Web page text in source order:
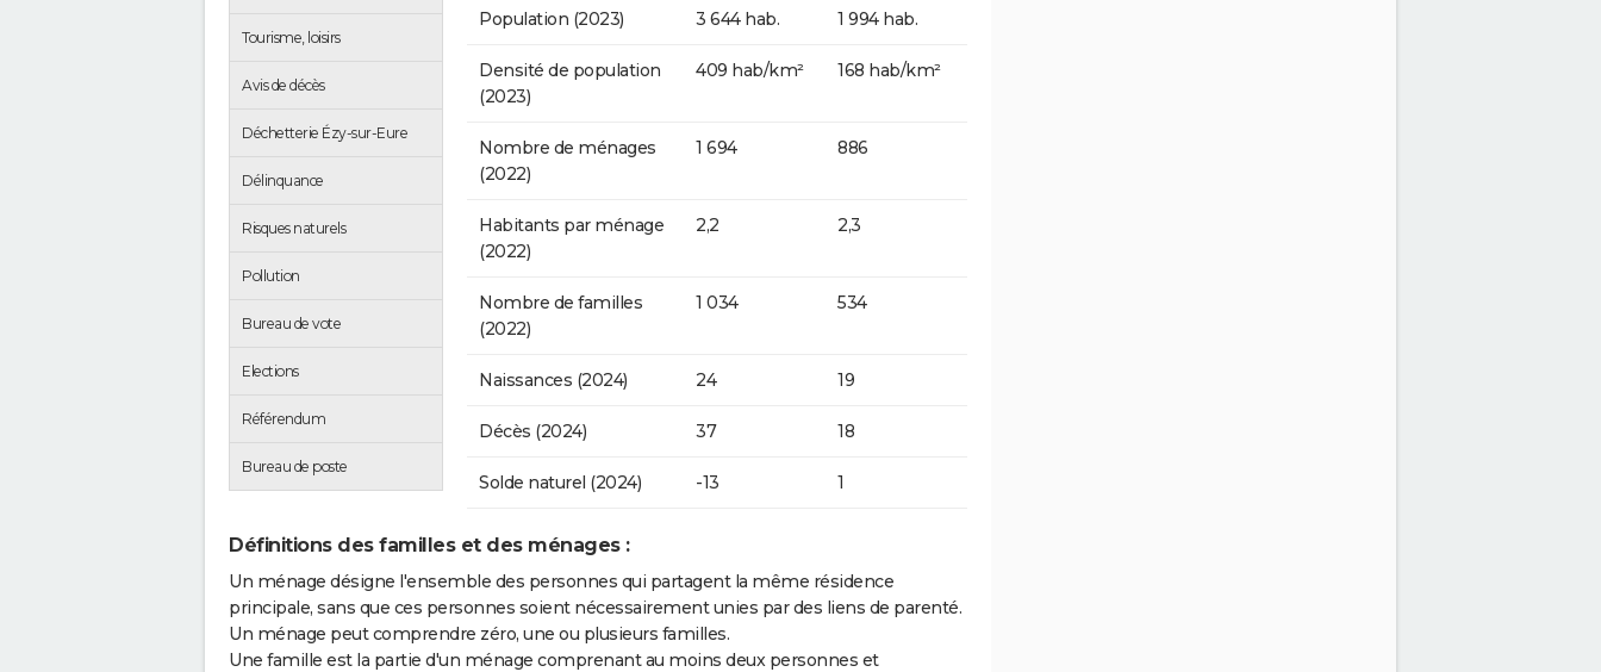
Tourisme, loisirs
Avis de décès
Déchetterie Ézy-sur-Eure
Délinquance
Risques naturels
Pollution
Bureau de vote
Elections
Référendum
Bureau de poste
Population (2023) 3 644 hab. 1 994 hab.
Densité de population
(2023)
409 hab/km² 168 hab/km²
Nombre de ménages
(2022)
1 694 886
Habitants par ménage
(2022)
2,2 2,3
Nombre de familles
(2022)
1 034 534
Naissances (2024) 24 19
Décès (2024) 37 18
Solde naturel (2024) -13 1
Définitions des familles et des ménages :
Un ménage désigne l'ensemble des personnes qui partagent la même résidence
principale, sans que ces personnes soient nécessairement unies par des liens de parenté.
Un ménage peut comprendre zéro, une ou plusieurs familles.
Une famille est la partie d'un ménage comprenant au moins deux personnes et